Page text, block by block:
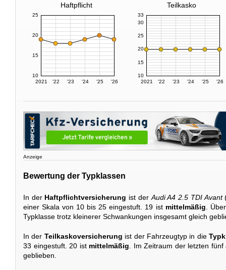
Haftpflicht Teilkasko
2021 '22 '23 '24 '25 '26
10
15
20
25
2021 '22 '23 '24 '25 '26
10
15
20
25
30
33
Anzeige
Bewertung der Typklassen
In der Haftpflichtversicherung ist der Audi A4 2.5 TDI Avant
einer Skala von 10 bis 25 eingestuft. 19 ist mittelmäßig .
Typklasse trotz kleinerer Schwankungen insgesamt gleich
In der Teilkaskoversicherung ist der Fahrzeugtyp in die
33 eingestuft. 20 ist mittelmäßig . Im Zeitraum der letzten
geblieben.